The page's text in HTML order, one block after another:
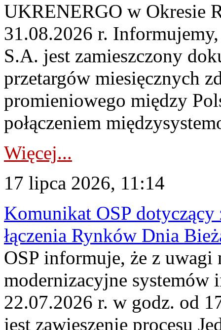
UKRENERGO w Okresie
31.08.2026 r.
S.A. jest zamieszczony
przetargów miesięcznych
promieniowego między
połączeniem
Więcej...
17 lipca 2026, 11:14
Komunikat OSP dotyczący
łączenia Rynków Dnia
OSP informuje, że z uwagi
modernizacyjne systemów
22.07.2026 r. w godz. od
jest zawieszenie procesu